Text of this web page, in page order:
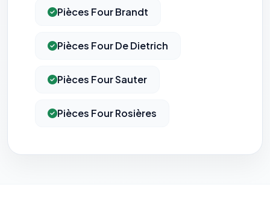
Pièces Four Brandt
Pièces Four De Dietrich
Pièces Four Sauter
Pièces Four Rosières